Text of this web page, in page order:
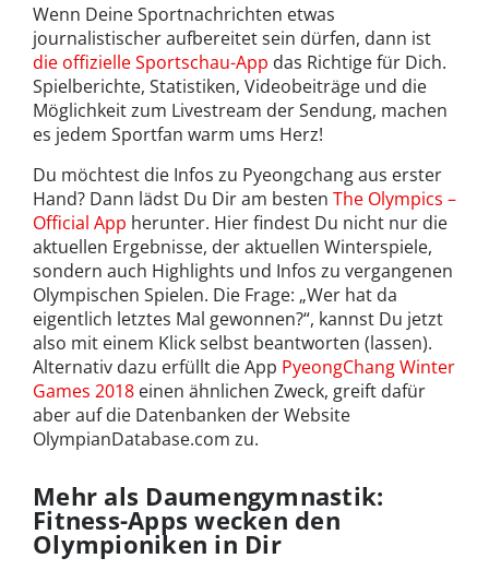
Wenn Deine Sportnachrichten etwas
journalistischer aufbereitet sein dürfen, dann ist
die offizielle Sportschau-App das Richtige für Dich.
Spielberichte, Statistiken, Videobeiträge und die
Möglichkeit zum Livestream der Sendung, machen
es jedem Sportfan warm ums Herz!
Du möchtest die Infos zu Pyeongchang aus erster
Hand? Dann lädst Du Dir am besten The Olympics –
Official App herunter. Hier findest Du nicht nur die
aktuellen Ergebnisse, der aktuellen Winterspiele,
sondern auch Highlights und Infos zu vergangenen
Olympischen Spielen. Die Frage: „Wer hat da
eigentlich letztes Mal gewonnen?“, kannst Du jetzt
also mit einem Klick selbst beantworten (lassen).
Alternativ dazu erfüllt die App PyeongChang Winter
Games 2018 einen ähnlichen Zweck, greift dafür
aber auf die Datenbanken der Website
OlympianDatabase.com zu.
Mehr als Daumengymnastik:
Fitness-Apps wecken den
Olympioniken in Dir